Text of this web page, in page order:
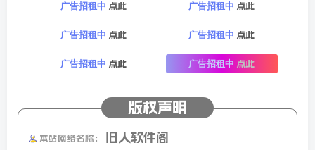
广告招租中 点此 广告招租中 点此
广告招租中 点此 广告招租中 点此
广告招租中 点此 广告招租中 点此
版权声明
本站网络名称： 旧人软件阁